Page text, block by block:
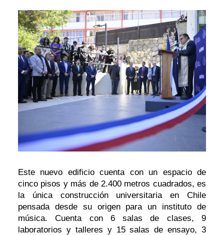
Este nuevo edificio cuenta con un espacio de
cinco pisos y más de 2.400 metros cuadrados, es
la única construcción universitaria en Chile
pensada desde su origen para un instituto de
música. Cuenta con 6 salas de clases, 9
laboratorios y talleres y 15 salas de ensayo, 3